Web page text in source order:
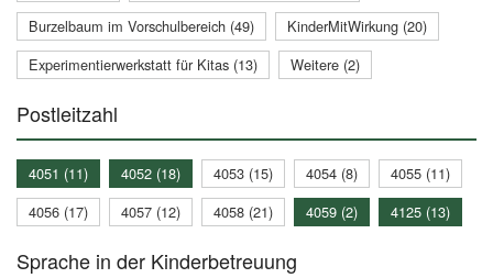
Burzelbaum im Vorschulbereich (49)
KinderMitWirkung (20)
Experimentierwerkstatt für Kitas (13)
Weitere (2)
Postleitzahl
4051 (11) 4052 (18) 4053 (15) 4054 (8)
4055 (11)
4056 (17)
4057 (12) 4058 (21) 4059 (2) 4125 (13)
Sprache in der Kinderbetreuung